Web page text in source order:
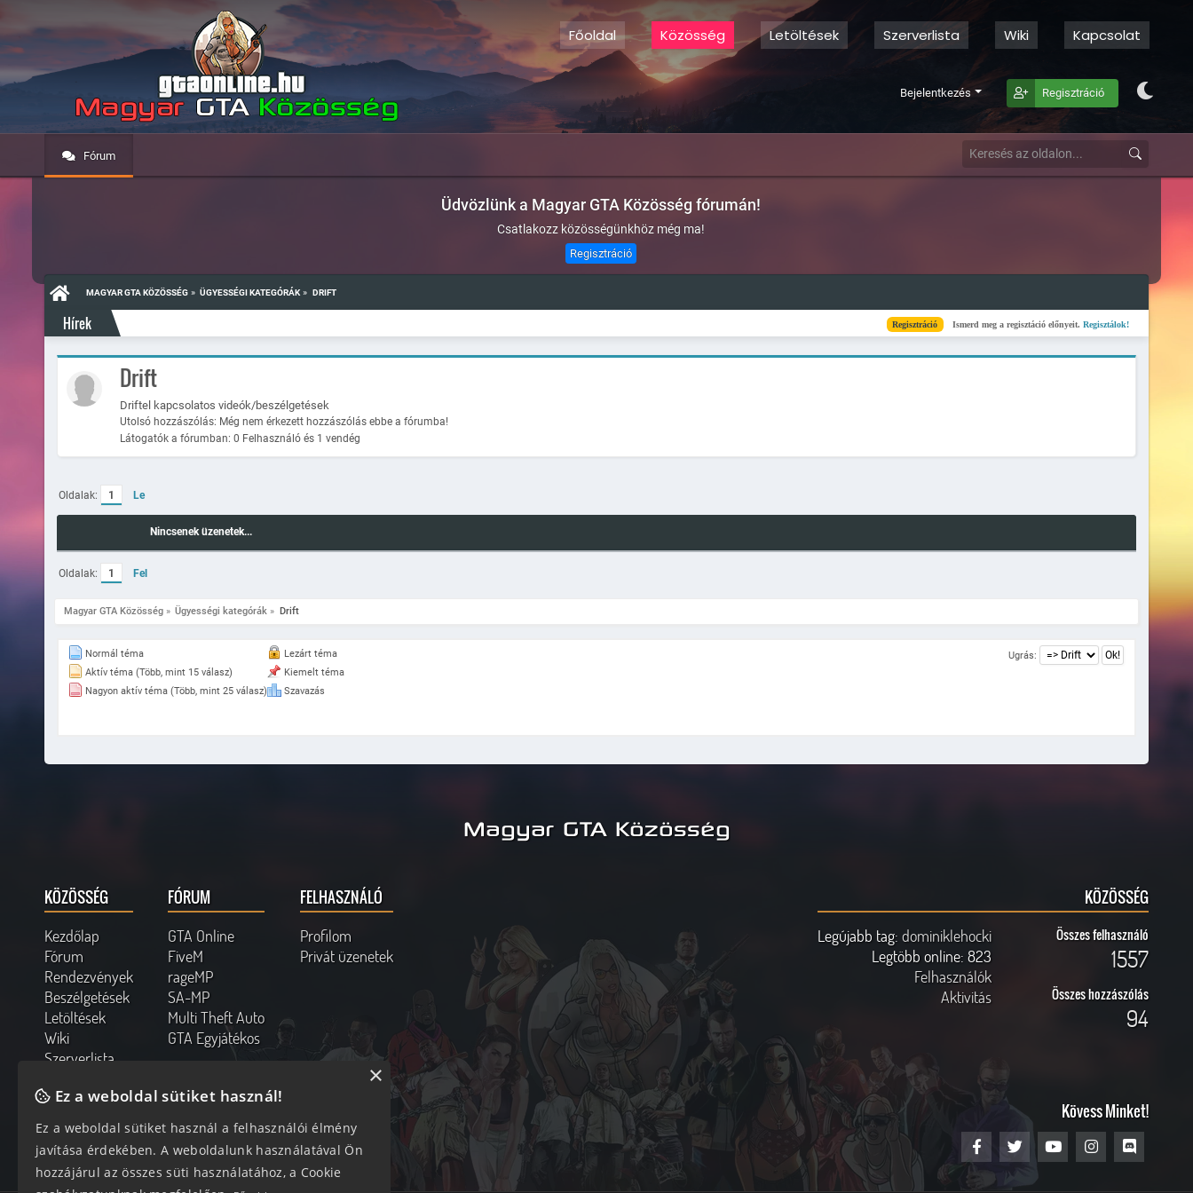
Főoldal Közösség Letöltések Szerverlista Wiki Kapcsolat
Bejelentkezés Regisztráció
Fórum
Üdvözlünk a Magyar GTA Közösség fórumán!
Csatlakozz közösségünkhöz még ma!
Regisztráció
MAGYAR GTA KÖZÖSSÉG » ÜGYESSÉGI KATEGÓRÁK » DRIFT
Hírek Regisztráció Ismerd meg a regisztáció előnyeit. Regisztálok! Kész
Drift
Driftel kapcsolatos videók/beszélgetések
Utolsó hozzászólás: Még nem érkezett hozzászólás ebbe a fórumba!
Látogatók a fórumban: 0 Felhasználó és 1 vendég
Oldalak: 1 Le
Nincsenek üzenetek...
Oldalak: 1 Fel
Magyar GTA Közösség » Ügyességi kategórák » Drift
Ugrás:
Normál téma
Aktív téma (Több, mint 15 válasz)
Nagyon aktív téma (Több, mint 25 válasz)
Lezárt téma
Kiemelt téma
Szavazás
Magyar GTA Közösség
KÖZÖSSÉG
Kezdőlap
Fórum
Rendezvények
Beszélgetések
Letöltések
Wiki
Szerverlista
FÓRUM
GTA Online
FiveM
rageMP
SA-MP
Multi Theft Auto
GTA Egyjátékos
FELHASZNÁLÓ
Profilom
Privát üzenetek
KÖZÖSSÉG
Legújabb tag: dominiklehocki
Legtöbb online: 823
Felhasználók
Aktivitás
Összes felhasználó
1557
Összes hozzászólás
94
Online felhasználók
286 vendég, 0 tag
Kövess Minket!
Ez a weboldal sütiket használ!
Ez a weboldal sütiket használ a felhasználói élmény
javítása érdekében. A weboldalunk használatával Ön
hozzájárul az összes süti használatához, a Cookie
×